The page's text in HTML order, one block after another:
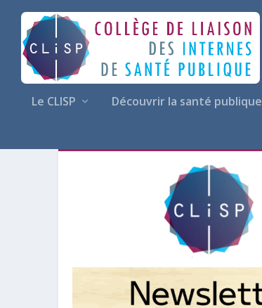
Le CLISP Découvrir la santé publique